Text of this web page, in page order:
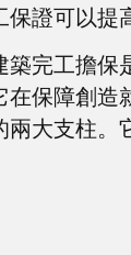
保證可以提
築完工擔保
在保障創造
兩大支柱。